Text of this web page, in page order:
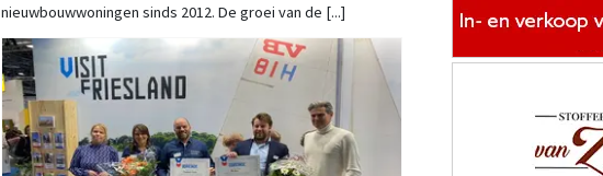
nieuwbouwwoningen sinds 2012. De groei van de [...]